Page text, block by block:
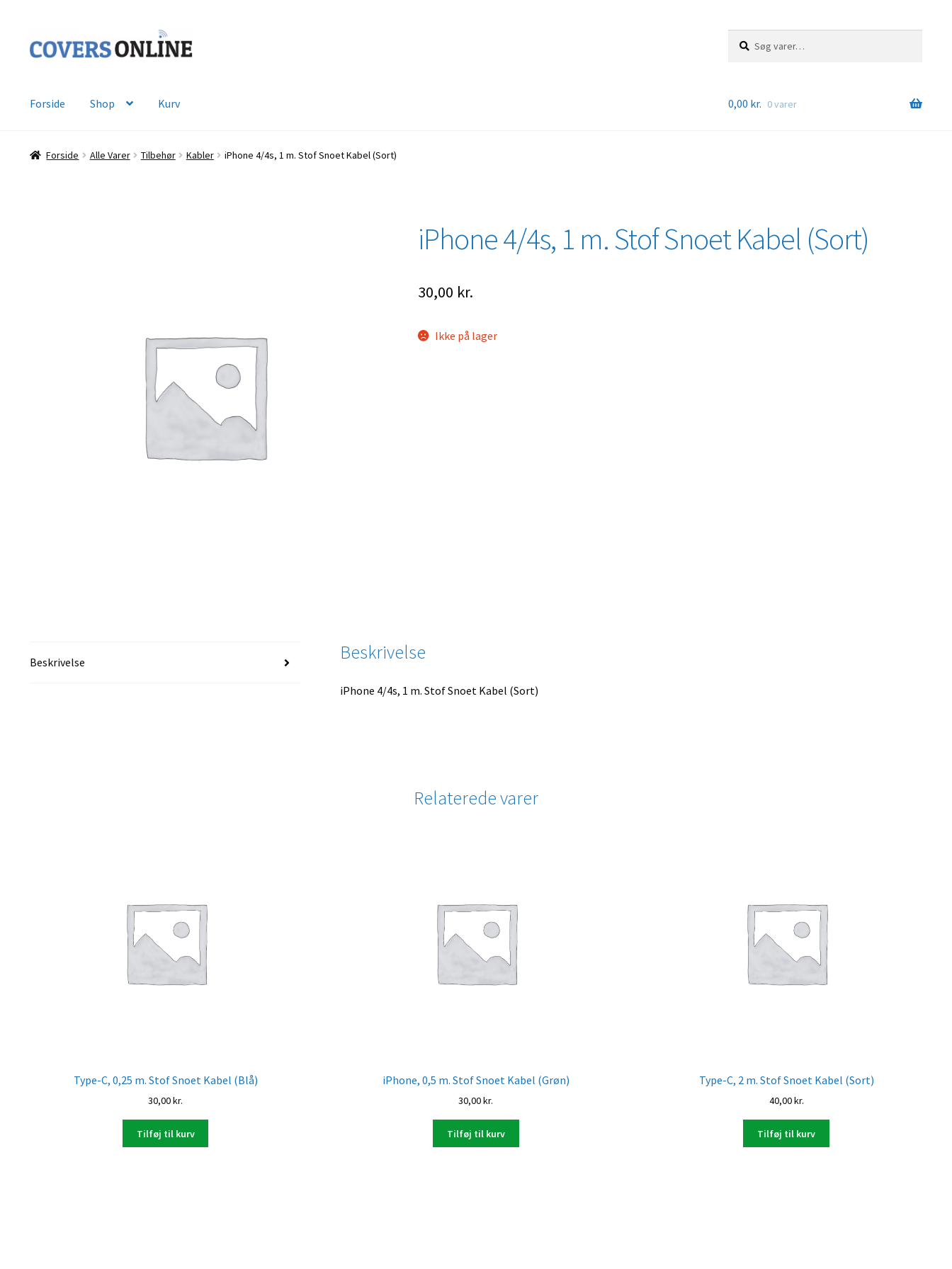
til
til
efter:
Forside Shop Kurv 0,00 kr. 0 varer
Forside Alle Varer Tilbehør Kabler iPhone 4/4s, 1 m. Stof Snoet Kabel (Sort)
iPhone 4/4s, 1 m. Stof Snoet Kabel (Sort)
30,00 kr.
Ikke på lager
Beskrivelse Beskrivelse
iPhone 4/4s, 1 m. Stof Snoet Kabel (Sort)
Relaterede varer
Type-C, 0,25 m. Stof Snoet Kabel (Blå)
30,00kr.
Tilføj til kurv
iPhone, 0,5 m. Stof Snoet Kabel (Grøn)
30,00kr.
Tilføj til kurv
Type-C, 2 m. Stof Snoet Kabel (Sort)
40,00kr.
Tilføj til kurv